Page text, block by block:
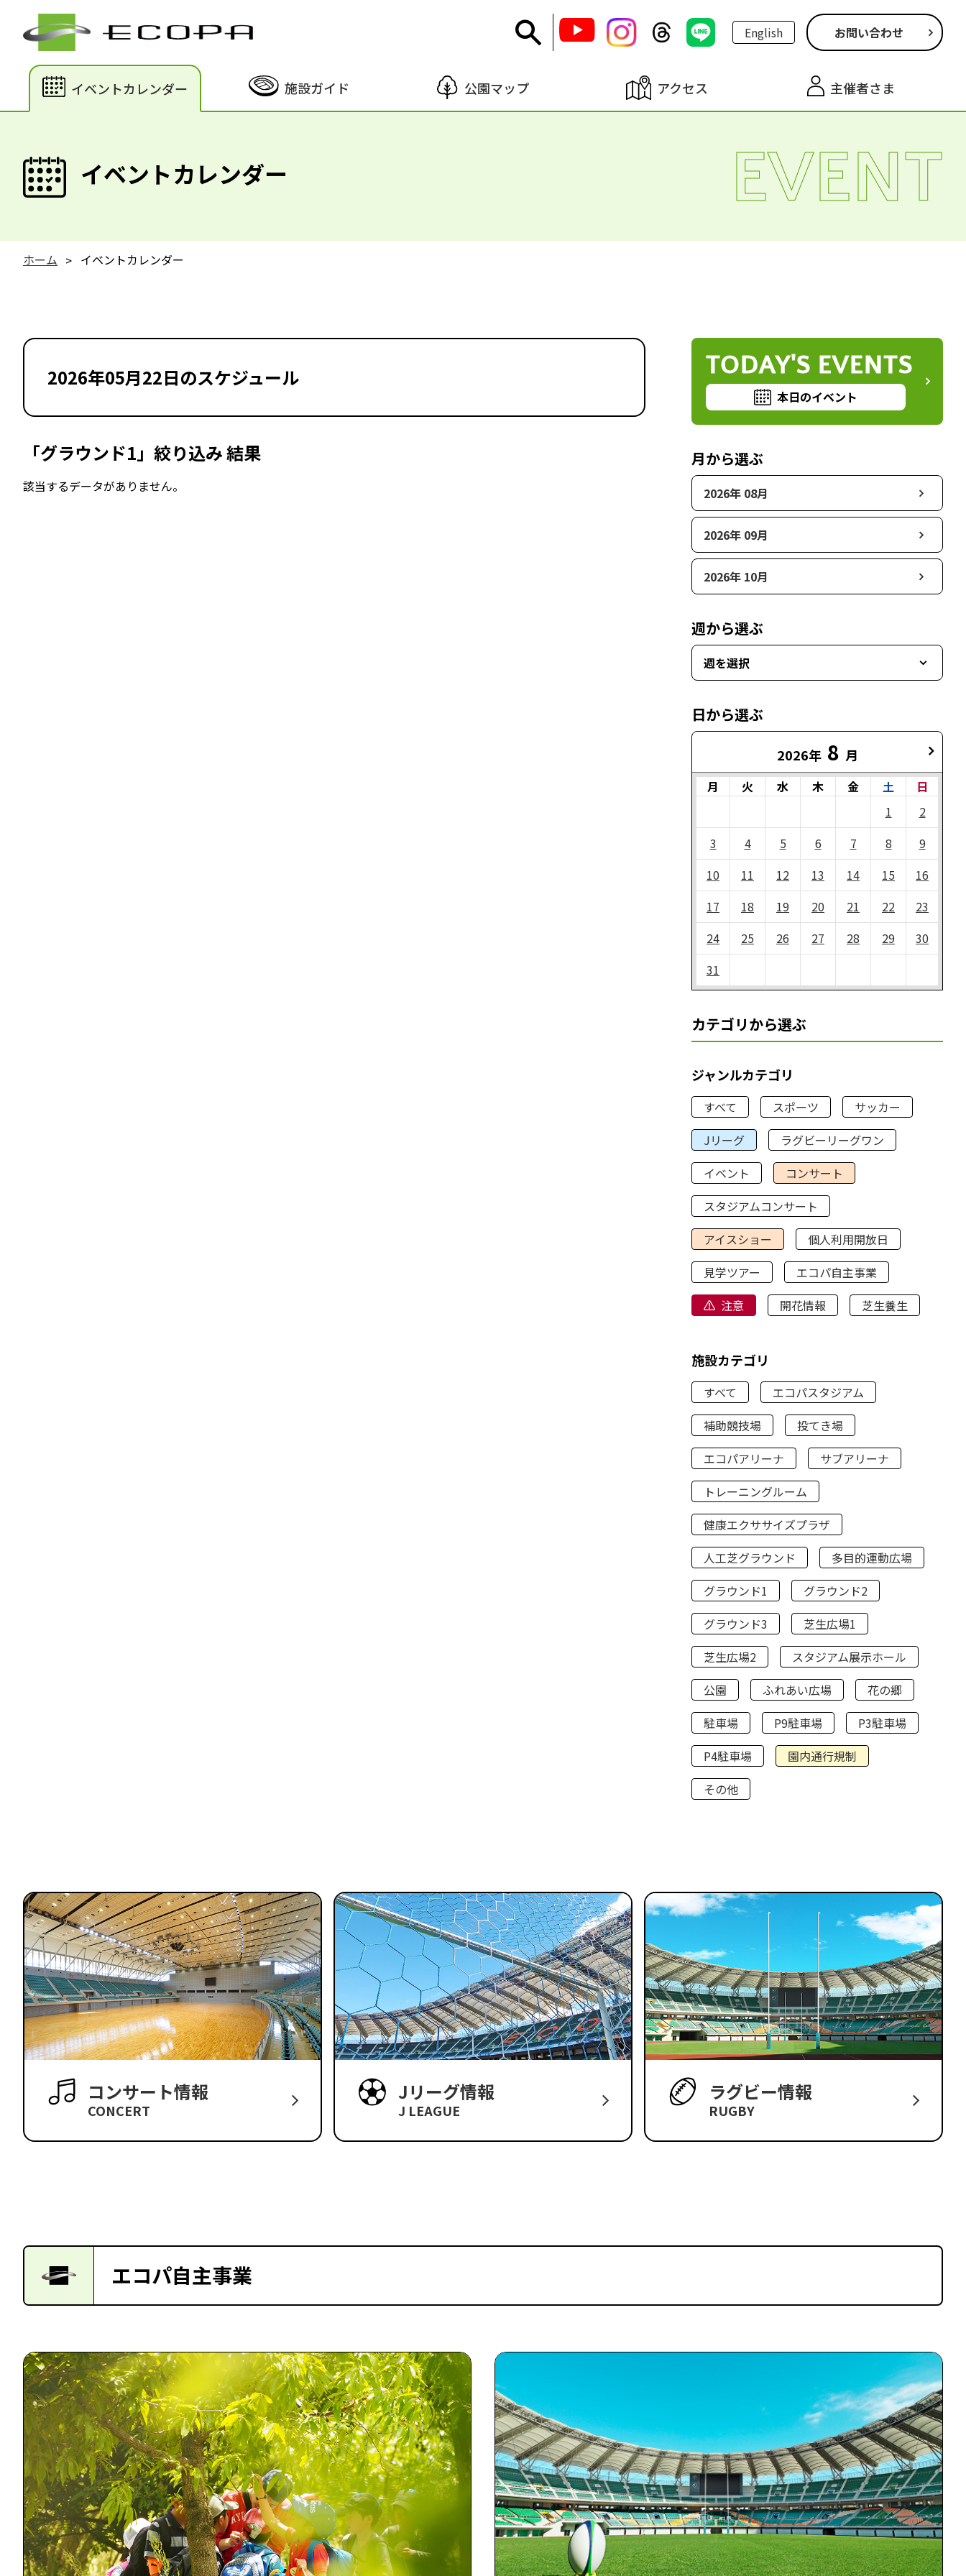
English お問い合わせ
イベントカレンダー 施設ガイド 公園マップ アクセス 主催者さま
イベントカレンダー EVENT
ホーム イベントカレンダー
2026年05月22日のスケジュール
「グラウンド1」絞り込み 結果
該当するデータがありません。
TODAY'S EVENTS
本日のイベント
月から選ぶ
2026年 08月
2026年 09月
2026年 10月
週から選ぶ
週を選択
日から選ぶ
2026年 8 月
月 火 水 木 金 土
日
1
2
3
4 5 6 7 8
9
10
11 12 13 14 15
16
17
18 19 20 21 22
23
24
25 26 27 28 29
30
31
カテゴリから選ぶ
ジャンルカテゴリ
すべて スポーツ
サッカー
Jリーグ
ラグビーリーグワン
イベント
コンサート
スタジアムコンサート
アイスショー
個人利用開放日
見学ツアー
エコパ自主事業
注意
開花情報 芝生養生
施設カテゴリ
すべて
エコパスタジアム
補助競技場
投てき場
エコパアリーナ
サブアリーナ
トレーニングルーム
健康エクササイズプラザ
人工芝グラウンド
多目的運動広場
グラウンド1
グラウンド2
グラウンド3
芝生広場1
芝生広場2
スタジアム展示ホール
公園
ふれあい広場
花の郷
駐車場
P9駐車場
P3駐車場
P4駐車場
園内通行規制
その他
コンサート情報
CONCERT
Jリーグ情報
J LEAGUE
ラグビー情報
RUGBY
エコパ自主事業